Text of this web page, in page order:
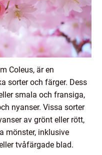
Coleus, är en
sorter och färger. Dess
smala och fransiga,
nyanser. Vissa sorter
av grönt eller rött,
mönster, inklusive
tvåfärgade blad.